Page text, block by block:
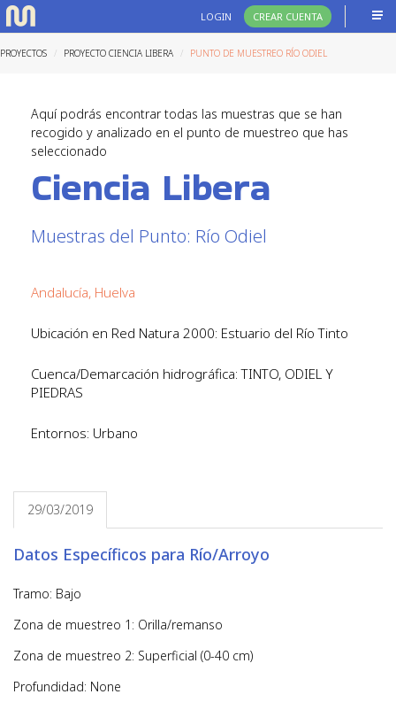
LOGIN CREAR CUENTA
PROYECTOS PROYECTO CIENCIA LIBERA PUNTO DE MUESTREO RÍO ODIEL
Aquí podrás encontrar todas las muestras que se han
recogido y analizado en el punto de muestreo que has
seleccionado
Ciencia Libera
Muestras del Punto: Río Odiel
Andalucía, Huelva
Ubicación en Red Natura 2000: Estuario del Río Tinto
Cuenca/Demarcación hidrográfica: TINTO, ODIEL Y
PIEDRAS
Entornos: Urbano
29/03/2019
Datos Específicos para Río/Arroyo
Tramo: Bajo
Zona de muestreo 1: Orilla/remanso
Zona de muestreo 2: Superficial (0-40 cm)
Profundidad: None